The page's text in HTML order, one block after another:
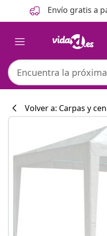
Anterior
Siguiente Envío gratis a
Volver a: Carpas y